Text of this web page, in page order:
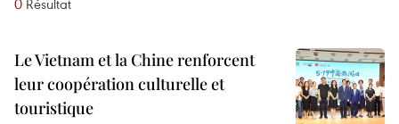
0 Résultat
Le Vietnam et la Chine renforcent
leur coopération culturelle et
touristique